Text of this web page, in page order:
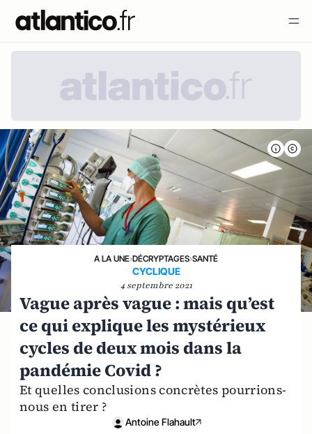
A LA UNE›DÉCRYPTAGES›SANTÉ
CYCLIQUE
4 septembre 2021
Vague après vague : mais qu’est
ce qui explique les mystérieux
cycles de deux mois dans la
pandémie Covid ?
Et quelles conclusions concrètes pourrions-
nous en tirer ?
Antoine Flahault